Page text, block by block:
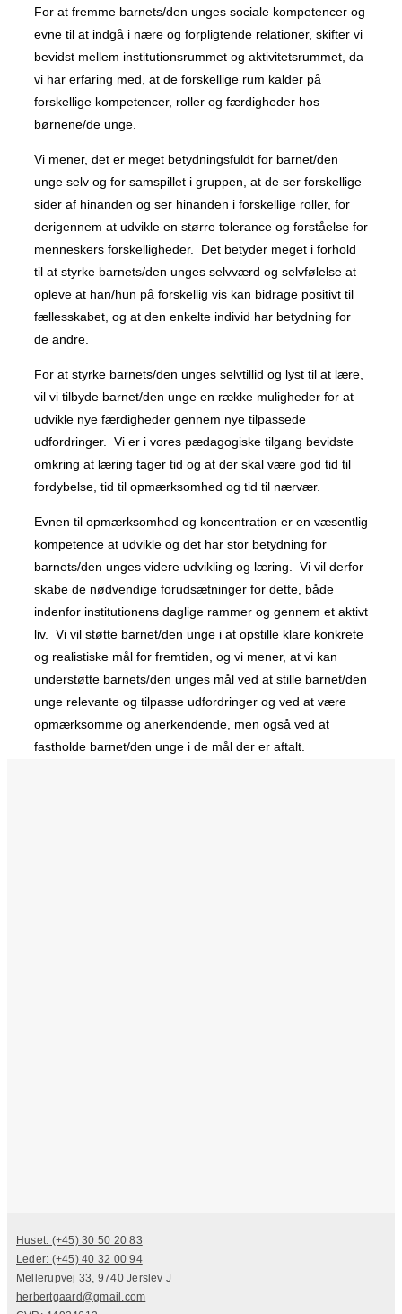
For at fremme barnets/den unges sociale kompetencer og
evne til at indgå i nære og forpligtende relationer, skifter vi
bevidst mellem institutionsrummet og aktivitetsrummet, da
vi har erfaring med, at de forskellige rum kalder på
forskellige kompetencer, roller og færdigheder hos
børnene/de unge.
Vi mener, det er meget betydningsfuldt for barnet/den
unge selv og for samspillet i gruppen, at de ser forskellige
sider af hinanden og ser hinanden i forskellige roller, for
derigennem at udvikle en større tolerance og forståelse for
menneskers forskelligheder. Det betyder meget i forhold
til at styrke barnets/den unges selvværd og selvfølelse at
opleve at han/hun på forskellig vis kan bidrage positivt til
fællesskabet, og at den enkelte individ har betydning for
de andre.
For at styrke barnets/den unges selvtillid og lyst til at lære,
vil vi tilbyde barnet/den unge en række muligheder for at
udvikle nye færdigheder gennem nye tilpassede
udfordringer. Vi er i vores pædagogiske tilgang bevidste
omkring at læring tager tid og at der skal være god tid til
fordybelse, tid til opmærksomhed og tid til nærvær.
Evnen til opmærksomhed og koncentration er en væsentlig
kompetence at udvikle og det har stor betydning for
barnets/den unges videre udvikling og læring. Vi vil derfor
skabe de nødvendige forudsætninger for dette, både
indenfor institutionens daglige rammer og gennem et aktivt
liv. Vi vil støtte barnet/den unge i at opstille klare konkrete
og realistiske mål for fremtiden, og vi mener, at vi kan
understøtte barnets/den unges mål ved at stille barnet/den
unge relevante og tilpasse udfordringer og ved at være
opmærksomme og anerkendende, men også ved at
fastholde barnet/den unge i de mål der er aftalt.
Huset: (+45) 30 50 20 83
Leder: (+45) 40 32 00 94
Mellerupvej 33, 9740 Jerslev J
herbertgaard@gmail.com